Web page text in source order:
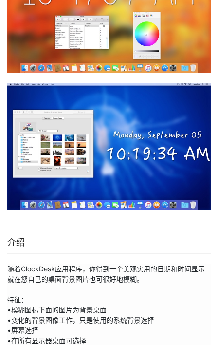
介绍
随着ClockDesk应用程序，你得到一个美观实用的日期和时间显示
就在您自己的桌面背景图片也可很好地模糊。
特征：
•模糊图标下面的图片为背景桌面
•变化的背景图像工作，只是使用的系统背景选择
•屏幕选择
•在所有显示器桌面可选择